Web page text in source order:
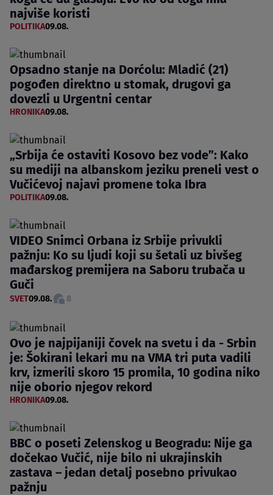
najviše koristi
POLITIKA09.08.
Opsadno stanje na Dorćolu: Mladić (21)
pogođen direktno u stomak, drugovi ga
dovezli u Urgentni centar
HRONIKA09.08.
„Srbija će ostaviti Kosovo bez vode”: Kako
su mediji na albanskom jeziku preneli vest o
Vučićevoj najavi promene toka Ibra
POLITIKA09.08.
VIDEO Snimci Orbana iz Srbije privukli
pažnju: Ko su ljudi koji su šetali uz bivšeg
mađarskog premijera na Saboru trubača u
Guči
SVET09.08. 8
Ovo je najpijaniji čovek na svetu i da - Srbin
je: Šokirani lekari mu na VMA tri puta vadili
krv, izmerili skoro 15 promila, 10 godina niko
nije oborio njegov rekord
HRONIKA09.08.
BBC o poseti Zelenskog u Beogradu: Nije ga
dočekao Vučić, nije bilo ni ukrajinskih
zastava – jedan detalj posebno privukao
pažnju